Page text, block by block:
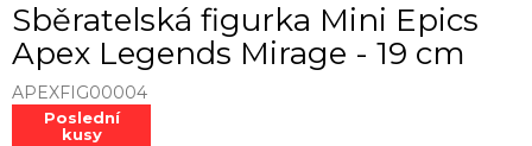
Sběratelská figurka Mini Epics
Apex Legends Mirage - 19 cm
APEXFIG00004
Poslední
kusy